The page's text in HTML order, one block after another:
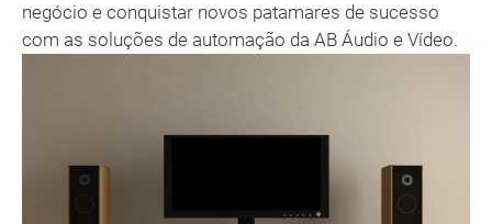
negócio e conquistar novos patamares de sucesso
com as soluções de automação da AB Áudio e Vídeo.